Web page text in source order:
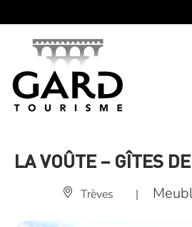
LA VOÛTE – GÎTES
Trèves |